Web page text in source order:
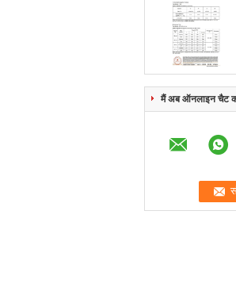
मैं अब ऑनलाइन चैट